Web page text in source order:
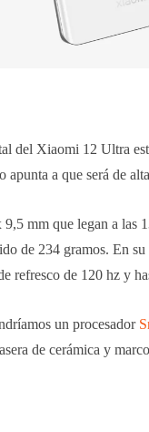
del Xiaomi 12 Ultra
a que será de
mm que legan a las
de 234 gramos. En
refresco de 120 hz y
un procesador
de cerámica y